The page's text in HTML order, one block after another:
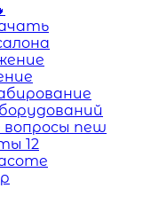
new
12